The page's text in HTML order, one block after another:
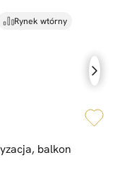
Rynek wtórny
balkon